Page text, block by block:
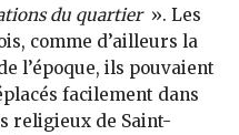
du quartier ». Les
comme d’ailleurs la
l’époque, ils pouvaient
facilement dans
religieux de Saint-